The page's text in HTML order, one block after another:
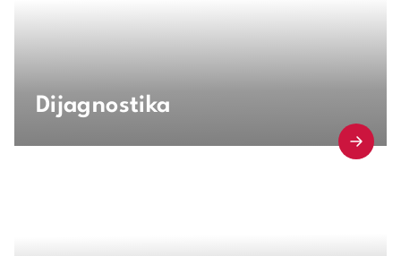
Dijagnostika